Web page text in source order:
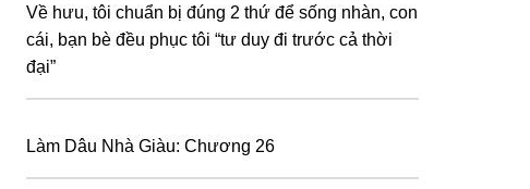
Về hưu, tôi chuẩn bị đúng 2 thứ để sống nhàn, con
cái, bạn bè đều phục tôi “tư duy đi trước cả thời
đại”
Làm Dâu Nhà Giàu: Chương 26